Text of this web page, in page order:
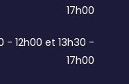
17h00
- 12h00 et 13h30 -
17h00